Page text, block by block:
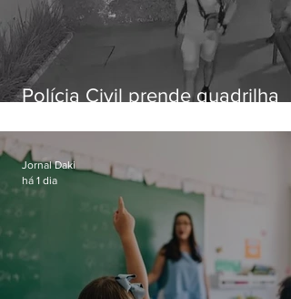
Polícia Civil prende quadrilha
residências de luxo no Rio
Jornal Daki
há 1 dia